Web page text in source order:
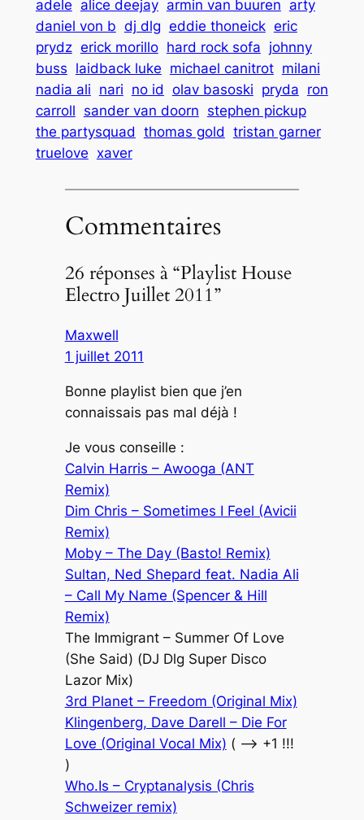
adele alice deejay armin van buuren arty
daniel von b dj dlg eddie thoneick eric
prydz erick morillo hard rock sofa johnny
buss laidback luke michael canitrot milani
nadia ali nari no id olav basoski pryda ron
carroll sander van doorn stephen pickup
the partysquad thomas gold tristan garner
truelove xaver
Commentaires
26 réponses à “Playlist House
Electro Juillet 2011”
Maxwell
1 juillet 2011
Bonne playlist bien que j’en
connaissais pas mal déjà !
Je vous conseille :
Calvin Harris – Awooga (ANT
Remix)
Dim Chris – Sometimes I Feel (Avicii
Remix)
Moby – The Day (Basto! Remix)
Sultan, Ned Shepard feat. Nadia Ali
– Call My Name (Spencer & Hill
Remix)
The Immigrant – Summer Of Love
(She Said) (DJ Dlg Super Disco
Lazor Mix)
3rd Planet – Freedom (Original Mix)
Klingenberg, Dave Darell – Die For
Love (Original Vocal Mix) ( –> +1 !!!
)
Who.Is – Cryptanalysis (Chris
Schweizer remix)